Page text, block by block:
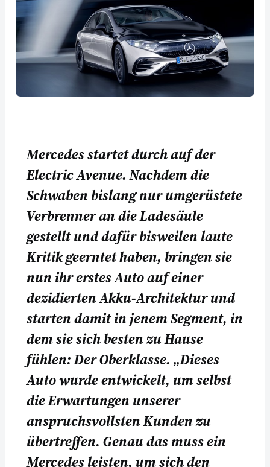
Mercedes startet durch auf der
Electric Avenue. Nachdem die
Schwaben bislang nur umgerüstete
Verbrenner an die Ladesäule
gestellt und dafür bisweilen laute
Kritik geerntet haben, bringen sie
nun ihr erstes Auto auf einer
dezidierten Akku-Architektur und
starten damit in jenem Segment, in
dem sie sich besten zu Hause
fühlen: Der Oberklasse. „Dieses
Auto wurde entwickelt, um selbst
die Erwartungen unserer
anspruchsvollsten Kunden zu
übertreffen. Genau das muss ein
Mercedes leisten, um sich den